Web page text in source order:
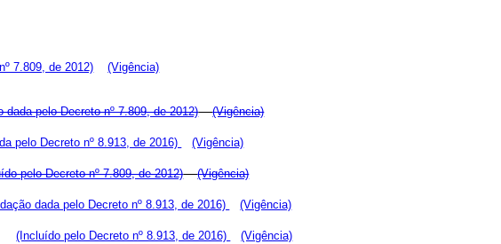
7.809, de 2012) (Vigência)
dada pelo Decreto nº 7.809, de 2012) (Vigência)
pelo Decreto nº 8.913, de 2016) (Vigência)
pelo Decreto nº 7.809, de 2012) (Vigência)
dada pelo Decreto nº 8.913, de 2016) (Vigência)
(Incluído pelo Decreto nº 8.913, de 2016) (Vigência)